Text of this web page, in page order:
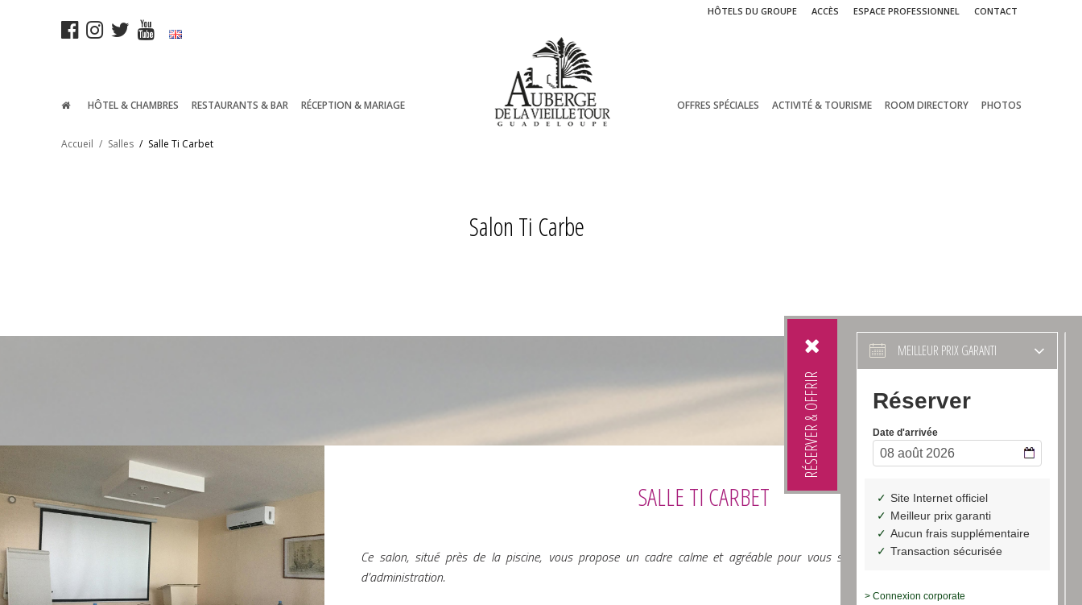
HÔTELS DU GROUPE ACCÈS ESPACE PROFESSIONNEL CONTACT
HÔTEL & CHAMBRES RESTAURANTS & BAR RÉCEPTION & MARIAGE OFFRES SPÉCIALES ACTIVITÉ & TOURISME ROOM DIRECTORY PHOTOS
Accueil / Salles / Salle Ti Carbet
RÉSERVER & OFFRIR
MEILLEUR PRIX GARANTI
> Connexion corporate
Salon Ti Carbe
SALLE TI CARBET
Ce salon, situé près de la piscine, vous propose un cadre calme et agréable pour vous séminaires, journées d’étude et conseils
d’administration.